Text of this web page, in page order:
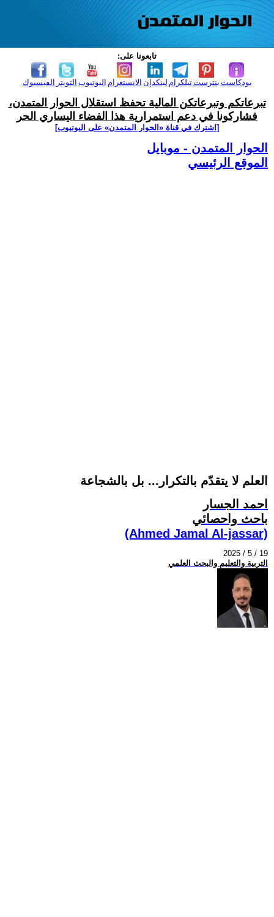
تابعونا على:
الفيسبوك التويتر اليوتيوب الانستغرام لينكدإن تيلكرامبنترست بودكاست
تبرعاتكم وتبرعاتكن المالية تحفظ استقلال الحوار المتمدن،
فشاركونا في دعم استمرارية هذا الفضاء اليساري الحر
[اشترك في قناة ‫«الحوار المتمدن» على اليوتيوب]
الحوار المتمدن - موبايل
الموقع الرئيسي
العلم لا يتقدّم بالتكرار... بل بالشجاعة
احمد الجسار
باحث واحصائي
(Ahmed Jamal Al-jassar)
2025 / 5 / 19
التربية والتعليم والبحث العلمي